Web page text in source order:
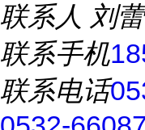
联系人 刘蕾
联系手机
联系电话